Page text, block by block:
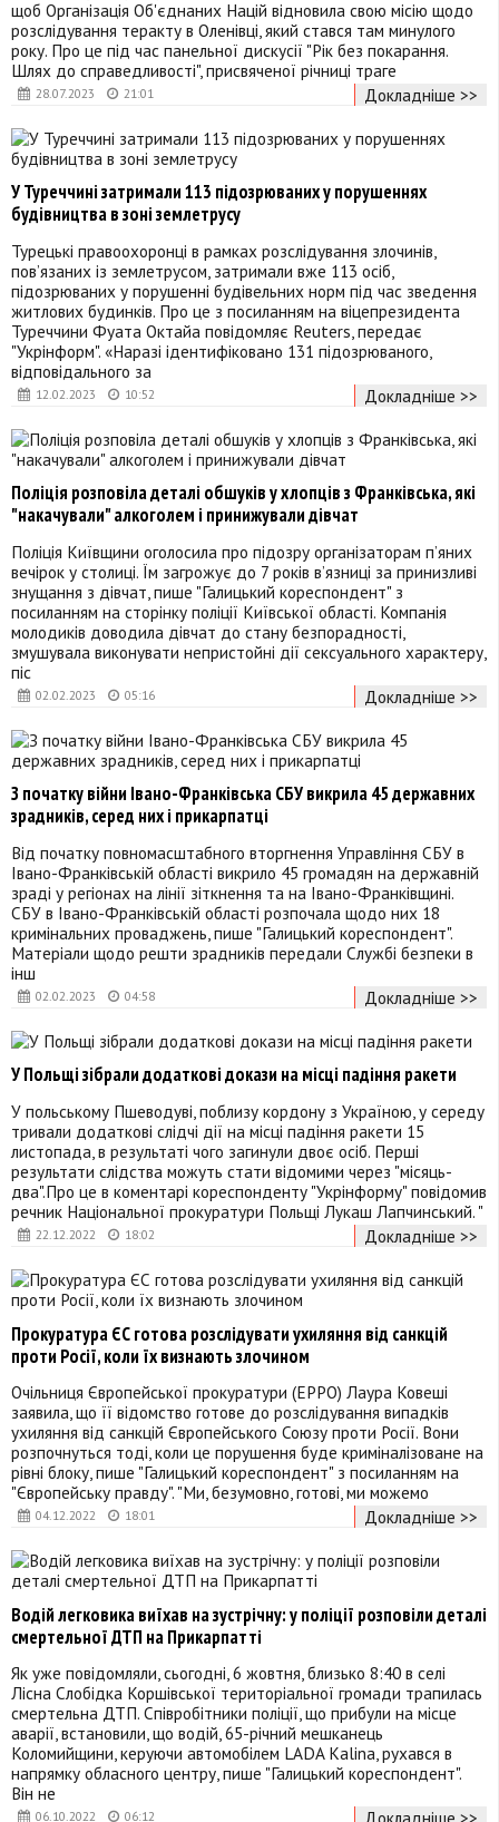
28.07.2023 21:01
щоб Організація Об'єднаних Націй відновила свою місію щодо
розслідування теракту в Оленівці, який стався там минулого
року. Про це під час панельної дискусії "Рік без покарання.
Шлях до справедливості", присвяченої річниці траге
Докладніше >>
12.02.2023 10:52
У Туреччині затримали 113 підозрюваних у порушеннях
будівництва в зоні землетрусу
Турецькі правоохоронці в рамках розслідування злочинів,
пов’язаних із землетрусом, затримали вже 113 осіб,
підозрюваних у порушенні будівельних норм під час зведення
житлових будинків. Про це з посиланням на віцепрезидента
Туреччини Фуата Октайа повідомляє Reuters, передає
"Укрінформ". «Наразі ідентифіковано 131 підозрюваного,
відповідального за
Докладніше >>
02.02.2023 05:16
Поліція розповіла деталі обшуків у хлопців з Франківська, які
"накачували" алкоголем і принижували дівчат
Поліція Київщини оголосила про підозру організаторам п’яних
вечірок у столиці. Їм загрожує до 7 років в’язниці за принизливі
знущання з дівчат, пише "Галицький кореспондент" з
посиланням на сторінку поліції Київської області. Компанія
молодиків доводила дівчат до стану безпорадності,
змушувала виконувати непристойні дії сексуального характеру,
піс
Докладніше >>
02.02.2023 04:58
З початку війни Івано-Франківська СБУ викрила 45 державних
зрадників, серед них і прикарпатці
Від початку повномасштабного вторгнення Управління СБУ в
Івано-Франківській області викрило 45 громадян на державній
зраді у регіонах на лінії зіткнення та на Івано-Франківщині.
СБУ в Івано-Франківській області розпочала щодо них 18
кримінальних проваджень, пише "Галицький кореспондент".
Матеріали щодо решти зрадників передали Службі безпеки в
інш
Докладніше >>
22.12.2022 18:02
У Польщі зібрали додаткові докази на місці падіння ракети
У польському Пшеводуві, поблизу кордону з Україною, у середу
тривали додаткові слідчі дії на місці падіння ракети 15
листопада, в результаті чого загинули двоє осіб. Перші
результати слідства можуть стати відомими через "місяць-
два".Про це в коментарі кореспонденту "Укрінформу" повідомив
речник Національної прокуратури Польщі Лукаш Лапчинський. "
Докладніше >>
04.12.2022 18:01
Прокуратура ЄС готова розслідувати ухиляння від санкцій
проти Росії, коли їх визнають злочином
Очільниця Європейської прокуратури (EPPO) Лаура Ковеші
заявила, що її відомство готове до розслідування випадків
ухиляння від санкцій Європейського Союзу проти Росії. Вони
розпочнуться тоді, коли це порушення буде криміналізоване на
рівні блоку, пише "Галицький кореспондент" з посиланням на
"Європейську правду". "Ми, безумовно, готові, ми можемо
Докладніше >>
06.10.2022 06:12
Водій легковика виїхав на зустрічну: у поліції розповіли деталі
смертельної ДТП на Прикарпатті
Як уже повідомляли, сьогодні, 6 жовтня, близько 8:40 в селі
Лісна Слобідка Коршівської територіальної громади трапилась
смертельна ДТП. Співробітники поліції, що прибули на місце
аварії, встановили, що водій, 65-річний мешканець
Коломийщини, керуючи автомобілем LADA Kalina, рухався в
напрямку обласного центру, пише "Галицький кореспондент".
Він не